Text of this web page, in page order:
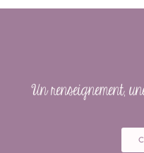
Un renseignement,